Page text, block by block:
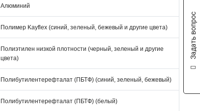
Алюминий
Полимер Kayflex (синий, зеленый, бежевый и другие цвета)
Полиэтилен низкой плотности (черный, зеленый и другие
цвета)
Полибутилентерефталат (ПБТФ) (синий, зеленый, бежевый)
Полибутилентерефталат (ПБТФ) (белый)
Задать вопрос